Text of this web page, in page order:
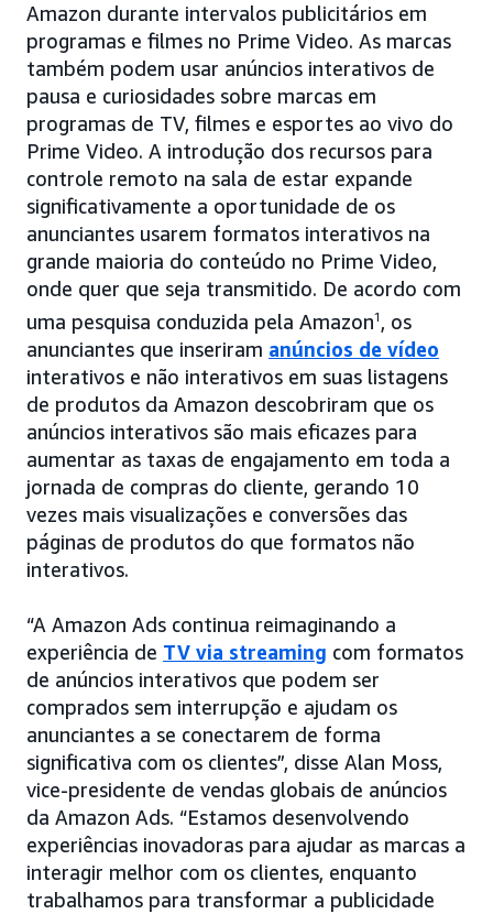
Amazon durante intervalos publicitários em
programas e filmes no Prime Video. As marcas
também podem usar anúncios interativos de
pausa e curiosidades sobre marcas em
programas de TV, filmes e esportes ao vivo do
Prime Video. A introdução dos recursos para
controle remoto na sala de estar expande
significativamente a oportunidade de os
anunciantes usarem formatos interativos na
grande maioria do conteúdo no Prime Video,
onde quer que seja transmitido. De acordo com
uma pesquisa conduzida pela Amazon1 , os
anunciantes que inseriram anúncios de vídeo
interativos e não interativos em suas listagens
de produtos da Amazon descobriram que os
anúncios interativos são mais eficazes para
aumentar as taxas de engajamento em toda a
jornada de compras do cliente, gerando 10
vezes mais visualizações e conversões das
páginas de produtos do que formatos não
interativos.
“A Amazon Ads continua reimaginando a
experiência de TV via streaming com formatos
de anúncios interativos que podem ser
comprados sem interrupção e ajudam os
anunciantes a se conectarem de forma
significativa com os clientes”, disse Alan Moss,
vice-presidente de vendas globais de anúncios
da Amazon Ads. “Estamos desenvolvendo
experiências inovadoras para ajudar as marcas a
interagir melhor com os clientes, enquanto
trabalhamos para transformar a publicidade